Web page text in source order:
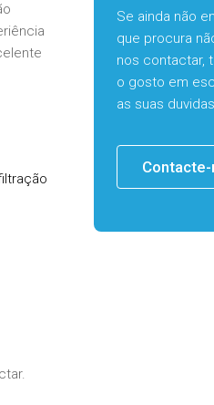
Se ainda não
que procura
nos contactar,
o gosto em
as suas